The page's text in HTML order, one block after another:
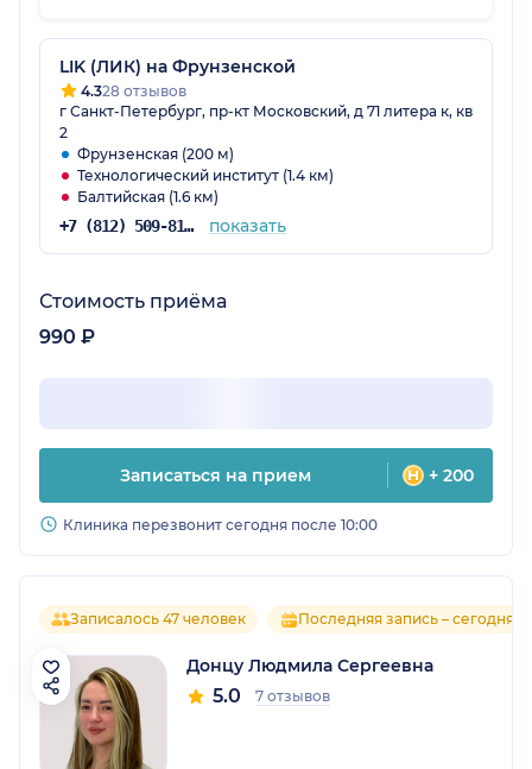
LIK (ЛИК) на Фрунзенской
4.328 отзывов
г Санкт-Петербург, пр-кт Московский, д 71 литера к, кв
2
Фрунзенская (200 м)
Технологический институт (1.4 км)
Балтийская (1.6 км)
+7 (812) 509-81-08 показать
Стоимость приёма
990 ₽
Записаться на прием + 200
Клиника перезвонит сегодня после 10:00
Записалось 47 человек Последняя запись – сегодня
Донцу Людмила Сергеевна
5.0 7 отзывов